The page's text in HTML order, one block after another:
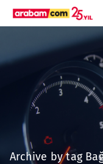
Archive by tag